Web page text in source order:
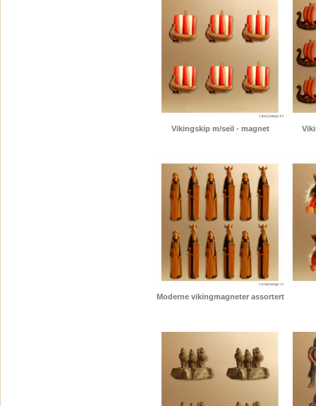
Vikingskip m/seil - magnet
Moderne vikingmagneter assortert